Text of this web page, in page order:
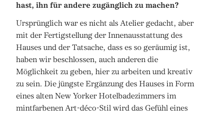
hast, ihn für andere zugänglich zu machen?
Ursprünglich war es nicht als Atelier gedacht, aber
mit der Fertigstellung der Innenausstattung des
Hauses und der Tatsache, dass es so geräumig ist,
haben wir beschlossen, auch anderen die
Möglichkeit zu geben, hier zu arbeiten und kreativ
zu sein. Die jüngste Ergänzung des Hauses in Form
eines alten New Yorker Hotelbadezimmers im
mintfarbenen Art-déco-Stil wird das Gefühl eines